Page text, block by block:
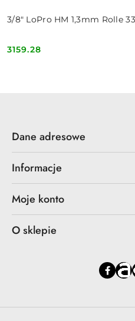
3/8" LoPro HM 1,3mm Rolle
Cena:
3159.28
Dane adresowe
Informacje
Moje konto
O sklepie